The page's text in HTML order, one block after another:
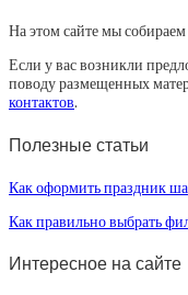
На этом сайте мы
Если у вас возникли
поводу размещенных
контактов.
Полезные статьи
Как оформить праздник
Как правильно выбрать
Интересное на сайте